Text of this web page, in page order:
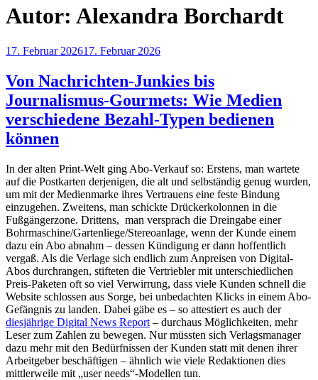
Autor: Alexandra Borchardt
Veröffentlicht
17. Februar 202617. Februar 2026
Von Nachrichten-Junkies bis
Journalismus-Gourmets: Wie Medien
verschiedene Bezahl-Typen bedienen
können
In der alten Print-Welt ging Abo-Verkauf so: Erstens, man wartete
auf die Postkarten derjenigen, die alt und selbständig genug wurden,
um mit der Medienmarke ihres Vertrauens eine feste Bindung
einzugehen. Zweitens, man schickte Drückerkolonnen in die
Fußgängerzone. Drittens, man versprach die Dreingabe einer
Bohrmaschine/Gartenliege/Stereoanlage, wenn der Kunde einem
dazu ein Abo abnahm – dessen Kündigung er dann hoffentlich
vergaß. Als die Verlage sich endlich zum Anpreisen von Digital-
Abos durchrangen, stifteten die Vertriebler mit unterschiedlichen
Preis-Paketen oft so viel Verwirrung, dass viele Kunden schnell die
Website schlossen aus Sorge, bei unbedachten Klicks in einem Abo-
Gefängnis zu landen. Dabei gäbe es – so attestiert es auch der
diesjährige Digital News Report – durchaus Möglichkeiten, mehr
Leser zum Zahlen zu bewegen. Nur müssten sich Verlagsmanager
dazu mehr mit den Bedürfnissen der Kunden statt mit denen ihrer
Arbeitgeber beschäftigen – ähnlich wie viele Redaktionen dies
mittlerweile mit „user needs“-Modellen tun.